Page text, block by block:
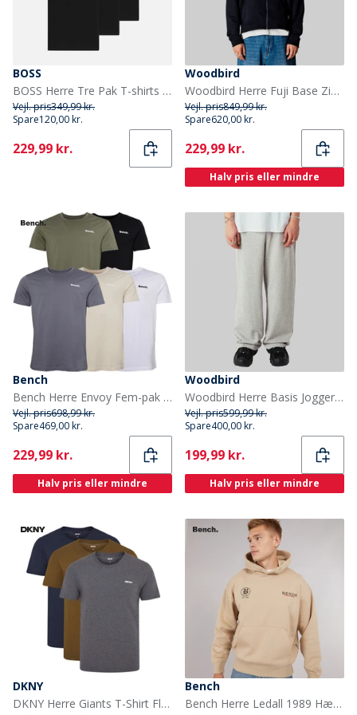
BOSS
BOSS Herre Tre Pak T-shirts Sort
Vejl. pris349,99 kr.
Spare120,00 kr.
Current
229,99 kr.
Woodbird
Woodbird Herre Fuji Base Zip Hættetrøje Sort
Vejl. pris849,99 kr.
Spare620,00 kr.
Current
229,99 kr.
Halv pris eller mindre
Bench
Bench Herre Envoy Fem-pak T-shirts Sort/Lyse Khaki/Hvid/Sten/Stålgrå
Vejl. pris698,99 kr.
Spare469,00 kr.
Current
229,99 kr.
Halv pris eller mindre
Woodbird
Woodbird Herre Basis Joggers Light Grey Melange
Vejl. pris599,99 kr.
Spare400,00 kr.
Current
199,99 kr.
Halv pris eller mindre
DKNY
DKNY Herre Giants T-Shirt Flerfarvet
Bench
Bench Herre Ledall 1989 Hættetrøje Stone